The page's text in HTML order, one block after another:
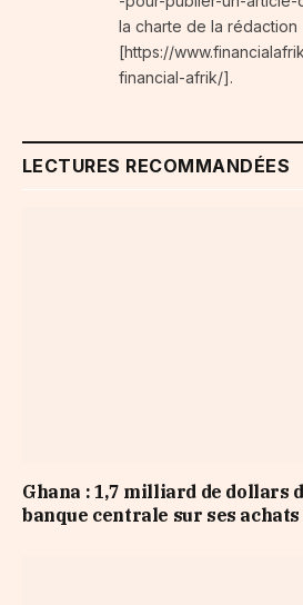
la charte de la rédaction
[https://
financial-afrik/].
LECTURES RECOMMANDÉES
Ghana : 1,7 milliard de dollars
banque centrale sur ses achats